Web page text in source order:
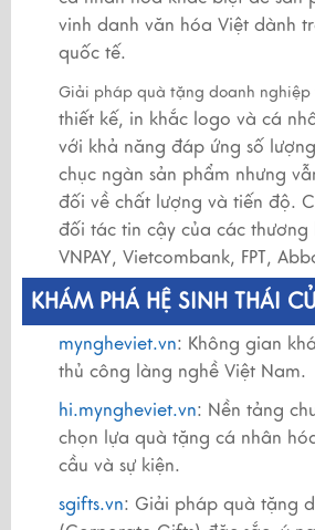
vinh danh văn hóa Việt dành
quốc tế.
Giải pháp quà tặng doanh nghiệp
thiết kế, in khắc logo và cá
với khả năng đáp ứng số
chục ngàn sản phẩm nhưng
đối về chất lượng và tiến độ.
đối tác tin cậy của các thương
VNPAY, Vietcombank, FPT,
KHÁM PHÁ HỆ SINH THÁI
myngheviet.vn: Không gian
thủ công làng nghề Việt Nam.
hi.myngheviet.vn: Nền tảng
chọn lựa quà tặng cá nhân
cầu và sự kiện.
sgifts.vn: Giải pháp quà tặng